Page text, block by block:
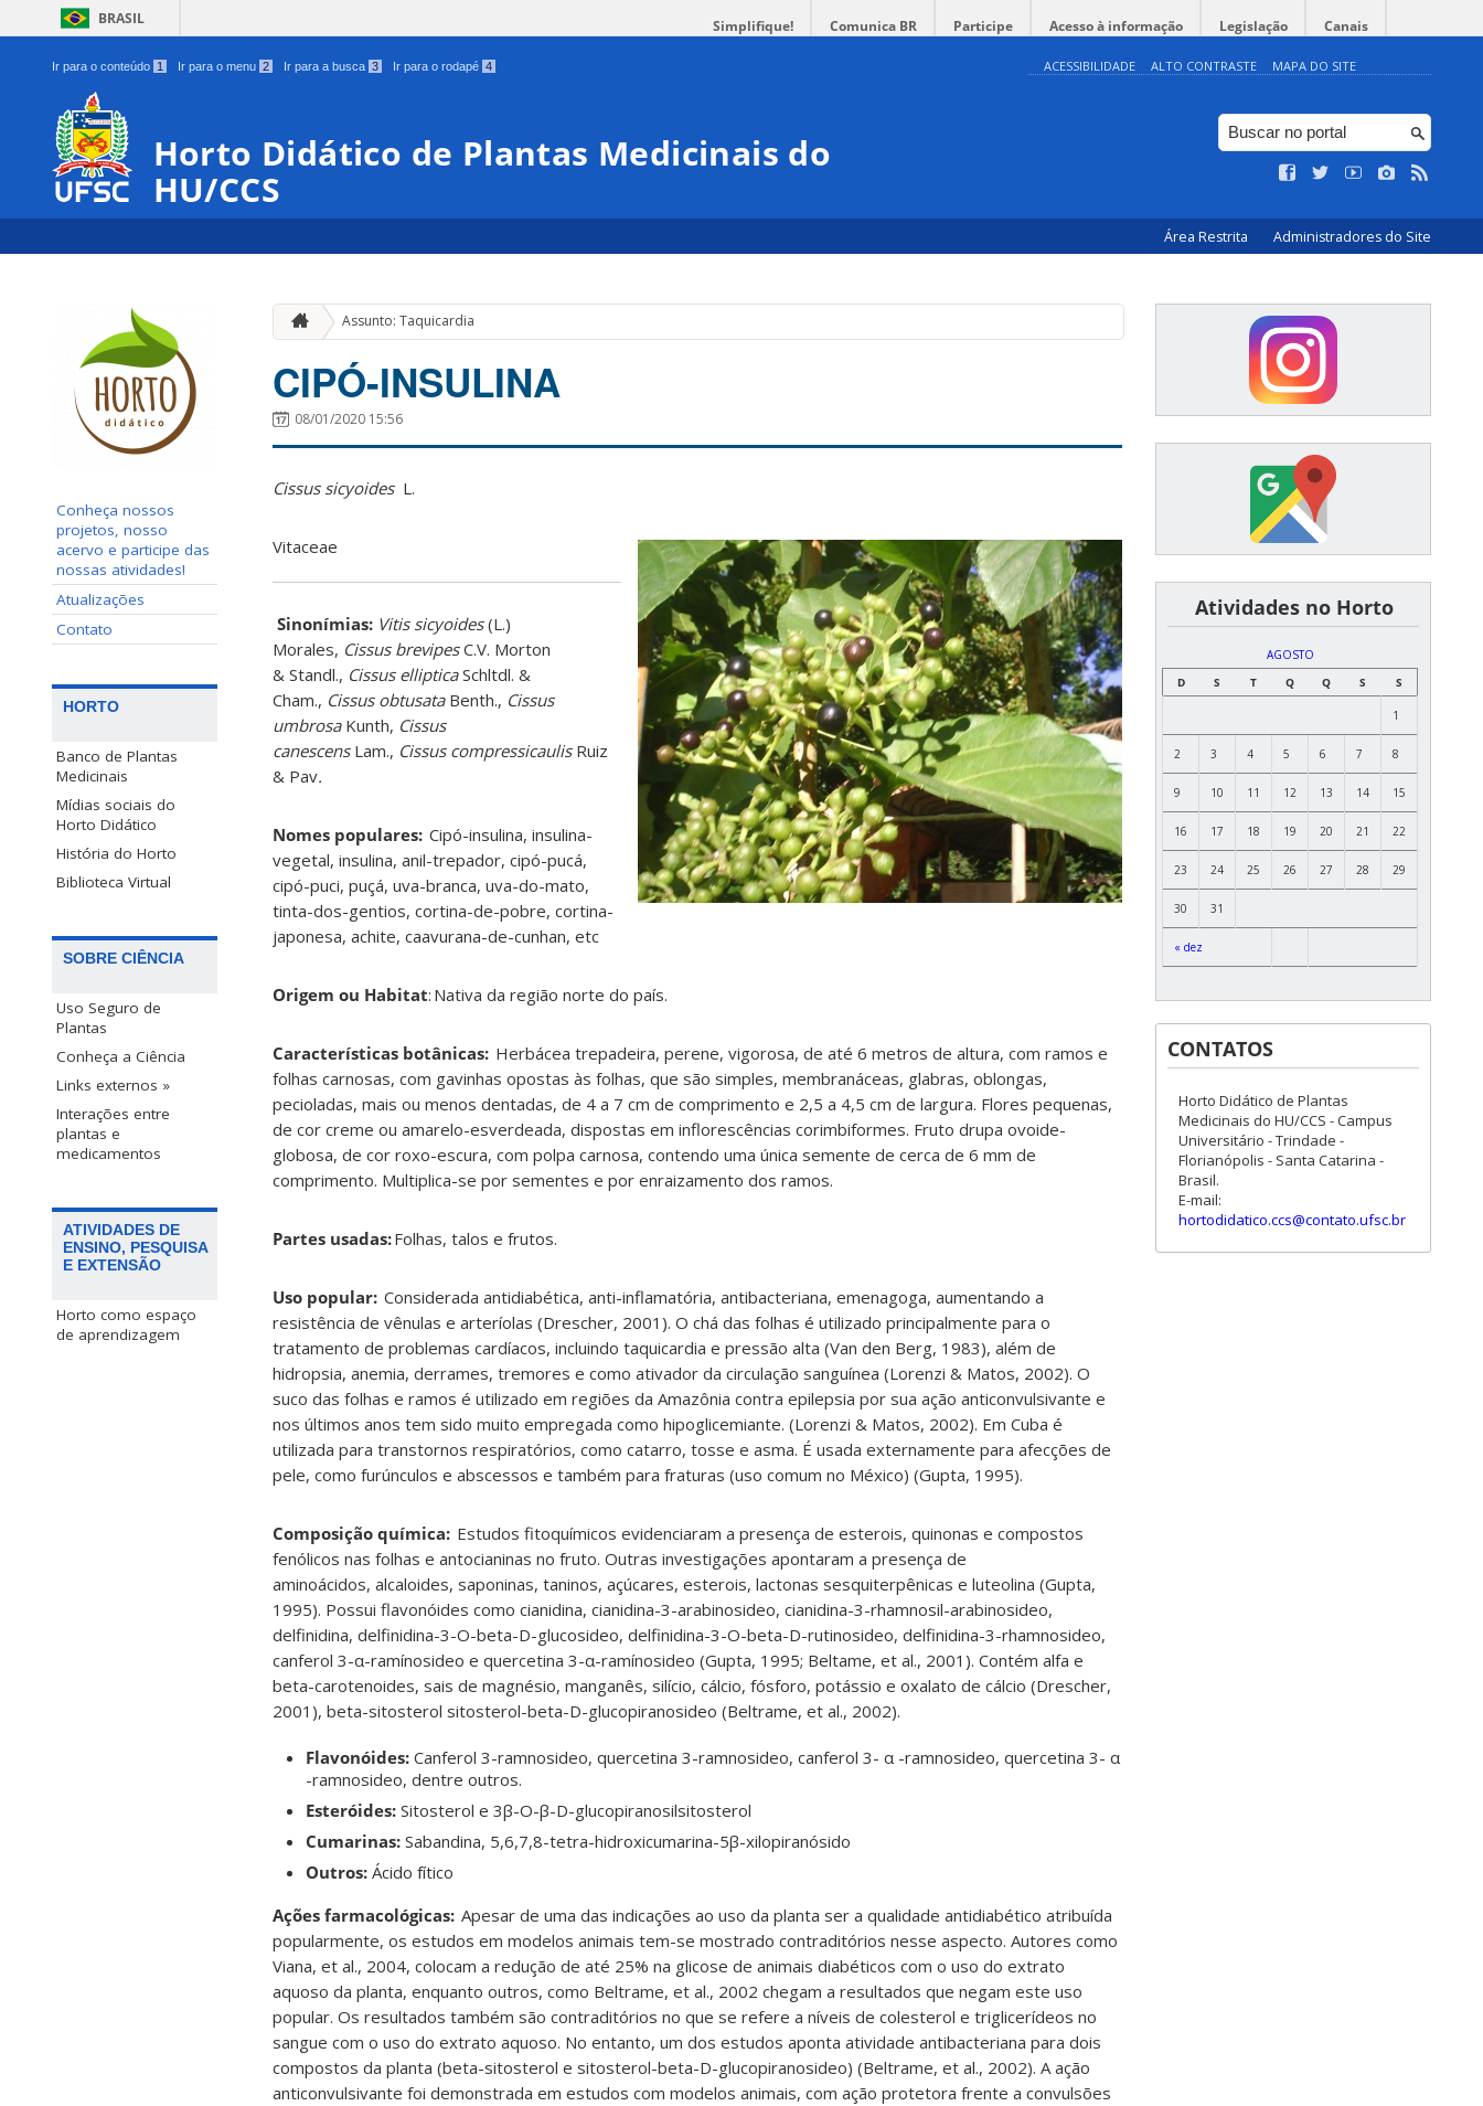
BRASIL Simplifique! Comunica BR Participe Acesso à informação Legislação Canais
Ir para o conteúdo 1 Ir para o menu 2 Ir para a busca 3 Ir para o rodapé 4 ACESSIBILIDADE ALTO CONTRASTE MAPA DO SITE
Horto Didático de Plantas Medicinais do
HU/CCS
Área Restrita Administradores do Site
Conheça nossos
projetos, nosso
acervo e participe das
nossas atividades!
Atualizações
Contato
HORTO
Banco de Plantas
Medicinais
Mídias sociais do
Horto Didático
História do Horto
Biblioteca Virtual
SOBRE CIÊNCIA
Uso Seguro de
Plantas
Conheça a Ciência
Links externos »
Interações entre
plantas e
medicamentos
ATIVIDADES DE
ENSINO, PESQUISA
E EXTENSÃO
Horto como espaço
de aprendizagem
Assunto: Taquicardia
CIPÓ-INSULINA
08/01/2020 15:56
Cissus sicyoidesL.
Vitaceae
Sinonímias: Vitis sicyoides(L.)
Morales, Cissus brevipesC.V. Morton
& Standl., Cissus elliptica Schltdl. &
Cham., Cissus obtusataBenth., Cissus
umbrosaKunth, Cissus
canescensLam., Cissus compressicaulisRuiz
& Pav.
Nomes populares: Cipó-insulina, insulina-
vegetal, insulina, anil-trepador, cipó-pucá,
cipó-puci, puçá, uva-branca, uva-do-mato,
tinta-dos-gentios, cortina-de-pobre, cortina-
japonesa, achite, caavurana-de-cunhan, etc
Origem ou Habitat: Nativa da região norte do país.
Características botânicas: Herbácea trepadeira, perene, vigorosa, de até 6 metros de altura, com ramos e
folhas carnosas, com gavinhas opostas às folhas, que são simples, membranáceas, glabras, oblongas,
pecioladas, mais ou menos dentadas, de 4 a 7 cm de comprimento e 2,5 a 4,5 cm de largura. Flores pequenas,
de cor creme ou amarelo-esverdeada, dispostas em inflorescências corimbiformes. Fruto drupa ovoide-
globosa, de cor roxo-escura, com polpa carnosa, contendo uma única semente de cerca de 6 mm de
comprimento. Multiplica-se por sementes e por enraizamento dos ramos.
Partes usadas:Folhas, talos e frutos.
Uso popular: Considerada antidiabética, anti-inflamatória, antibacteriana, emenagoga, aumentando a
resistência de vênulas e arteríolas (Drescher, 2001). O chá das folhas é utilizado principalmente para o
tratamento de problemas cardíacos, incluindo taquicardia e pressão alta (Van den Berg, 1983), além de
hidropsia, anemia, derrames, tremores e como ativador da circulação sanguínea (Lorenzi & Matos, 2002). O
suco das folhas e ramos é utilizado em regiões da Amazônia contra epilepsia por sua ação anticonvulsivante e
nos últimos anos tem sido muito empregada como hipoglicemiante. (Lorenzi & Matos, 2002). Em Cuba é
utilizada para transtornos respiratórios, como catarro, tosse e asma. É usada externamente para afecções de
pele, como furúnculos e abscessos e também para fraturas (uso comum no México) (Gupta, 1995).
Composição química: Estudos fitoquímicos evidenciaram a presença de esterois, quinonas e compostos
fenólicos nas folhas e antocianinas no fruto. Outras investigações apontaram a presença de
aminoácidos, alcaloides, saponinas, taninos, açúcares, esterois, lactonas sesquiterpênicas e luteolina (Gupta,
1995). Possui flavonóides como cianidina, cianidina-3-arabinosideo, cianidina-3-rhamnosil-arabinosideo,
delfinidina, delfinidina-3-O-beta-D-glucosideo, delfinidina-3-O-beta-D-rutinosideo, delfinidina-3-rhamnosideo,
canferol 3-α-ramínosideo e quercetina 3-α-ramínosideo (Gupta, 1995; Beltame, et al., 2001). Contém alfa e
beta-carotenoides, sais de magnésio, manganês, silício, cálcio, fósforo, potássio e oxalato de cálcio (Drescher,
2001), beta-sitosterol sitosterol-beta-D-glucopiranosideo (Beltrame, et al., 2002).
Flavonóides: Canferol 3-ramnosideo, quercetina 3-ramnosideo, canferol 3- α -ramnosideo, quercetina 3- α
-ramnosideo, dentre outros.
Esteróides: Sitosterol e 3β-O-β-D-glucopiranosilsitosterol
Cumarinas: Sabandina, 5,6,7,8-tetra-hidroxicumarina-5β-xilopiranósido
Outros: Ácido fítico
Ações farmacológicas: Apesar de uma das indicações ao uso da planta ser a qualidade antidiabético atribuída
popularmente, os estudos em modelos animais tem-se mostrado contraditórios nesse aspecto. Autores como
Viana, et al., 2004, colocam a redução de até 25% na glicose de animais diabéticos com o uso do extrato
aquoso da planta, enquanto outros, como Beltrame, et al., 2002 chegam a resultados que negam este uso
popular. Os resultados também são contraditórios no que se refere a níveis de colesterol e triglicerídeos no
sangue com o uso do extrato aquoso. No entanto, um dos estudos aponta atividade antibacteriana para dois
compostos da planta (beta-sitosterol e sitosterol-beta-D-glucopiranosideo) (Beltrame, et al., 2002). A ação
anticonvulsivante foi demonstrada em estudos com modelos animais, com ação protetora frente a convulsões
͏ ͏ ͏ ͏ ͏ ͏Atividades no Horto
AGOSTO
D
S T Q Q S S
« dez
1
2 3 4 5 6 7 8
9 10 11 12 13 14 15
16 17 18 19 20 21 22
23 24 25 26 27 28 29
30 31
CONTATOS
Horto Didático de Plantas
Medicinais do HU/CCS - Campus
Universitário - Trindade -
Florianópolis - Santa Catarina -
Brasil.
E-mail:
hortodidatico.ccs@contato.ufsc.br